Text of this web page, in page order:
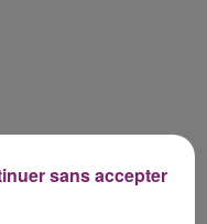
sans accepter